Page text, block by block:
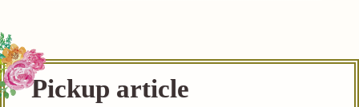
Pickup article